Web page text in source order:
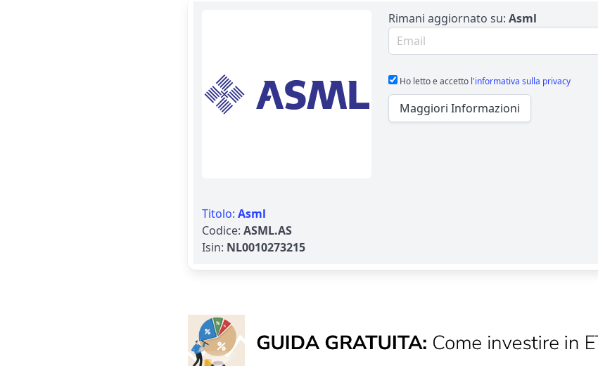
Titolo:Asml
Codice:ASML.AS
Isin: NL0010273215
Rimani aggiornato su: Asml
Email per newsletter
Ho letto e accetto l'informativa sulla privacy
Maggiori Informazioni